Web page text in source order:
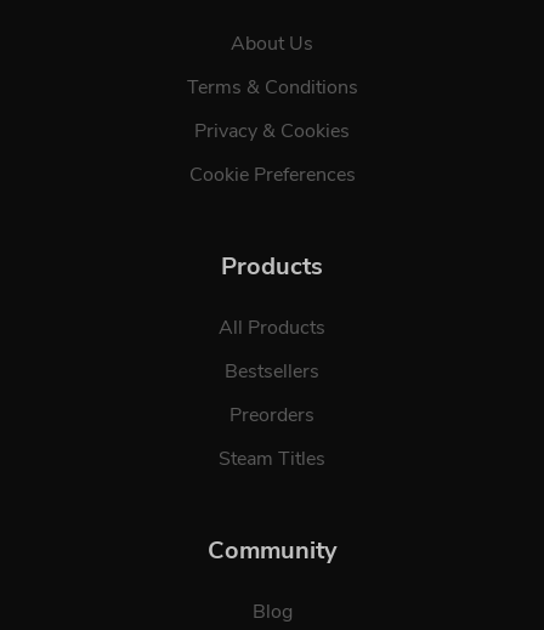
About Us
Terms & Conditions
Privacy & Cookies
Cookie Preferences
Products
All Products
Bestsellers
Preorders
Steam Titles
Community
Blog